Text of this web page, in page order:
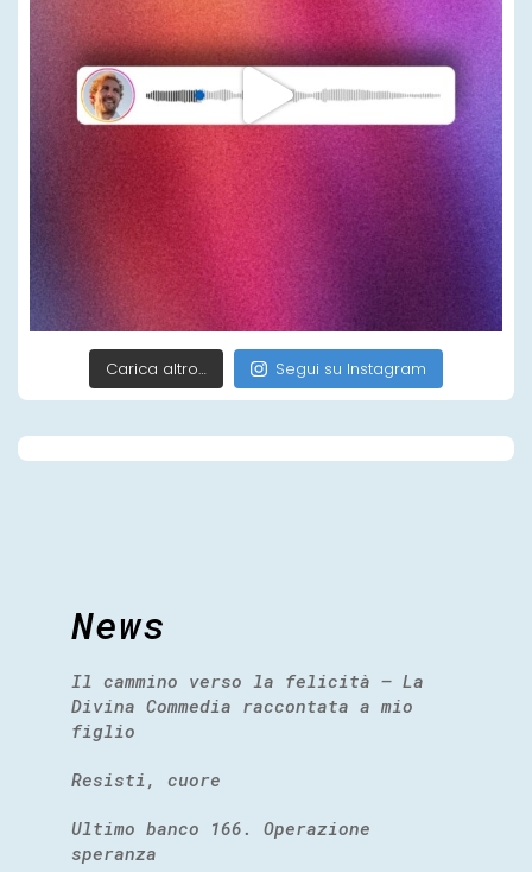
Carica altro… Segui su Instagram
News
Il cammino verso la felicità – La
Divina Commedia raccontata a mio
figlio
Resisti, cuore
Ultimo banco 166. Operazione
speranza